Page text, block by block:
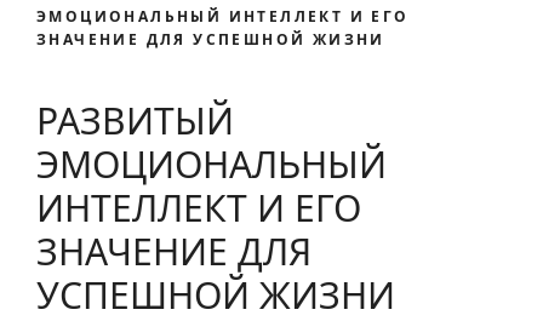
ЭМОЦИОНАЛЬНЫЙ ИНТЕЛЛЕКТ И ЕГО
ЗНАЧЕНИЕ ДЛЯ УСПЕШНОЙ ЖИЗНИ
РАЗВИТЫЙ
ЭМОЦИОНАЛЬНЫЙ
ИНТЕЛЛЕКТ И ЕГО
ЗНАЧЕНИЕ ДЛЯ
УСПЕШНОЙ ЖИЗНИ